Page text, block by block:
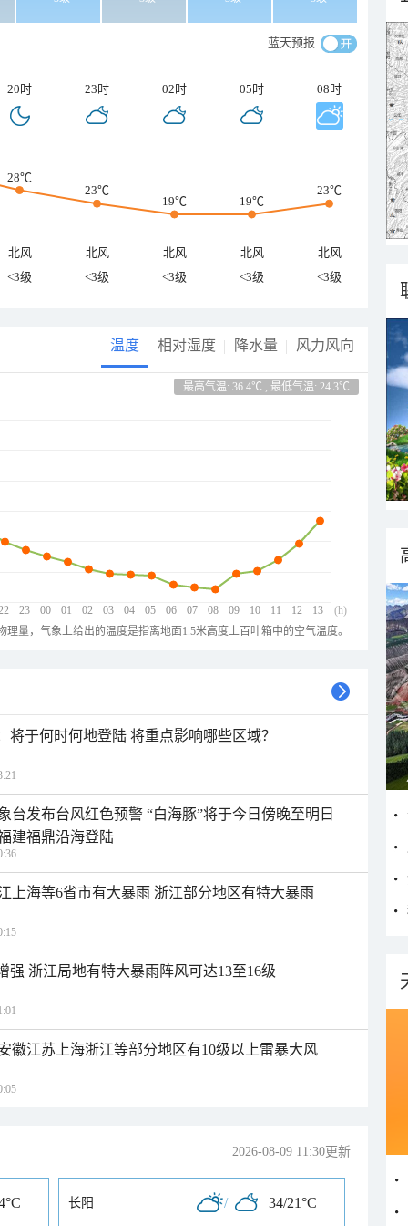
蓝天预报
20时 23时 02时 05时 08时
28℃
23℃
19℃ 19℃
23℃
北风 北风 北风 北风
北风
<3级
<3级 <3级 <3级 <3级
温度 相对湿度 降水量 风力风向
最高气温: 36.4℃ , 最低气温: 24.3℃
23 00 01 02 03 04 05 06 07 08 09 10 11 12 13
(h)
量，气象上给出的温度是指离地面1.5米高度上百叶箱中的空气温度。
将于何时何地登陆 将重点影响哪些区域？
台发布台风红色预警 “白海豚”将于今日傍晚至明日
建福鼎沿海登陆
上海等6省市有大暴雨 浙江部分地区有特大暴雨
强 浙江局地有特大暴雨阵风可达13至16级
徽江苏上海浙江等部分地区有10级以上雷暴大风
2026-08-09 11:30更新
长阳 / 34/21°C